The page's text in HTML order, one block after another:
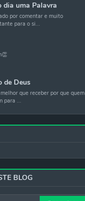
dia uma Palavra
por comentar e muito
para o si...
de Deus
que receber por que quem
para ...
BLOG